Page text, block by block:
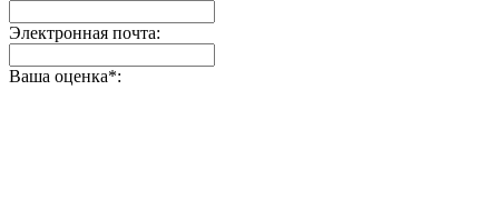
Электронная почта:
Ваша оценка*: